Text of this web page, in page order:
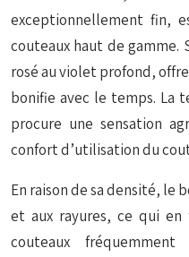
exceptionnellement fin,
couteaux haut de gamme.
rosé au violet profond,
bonifie avec le temps. La
procure une sensation
confort d’utilisation du
En raison de sa densité, le
et aux rayures, ce qui
couteaux